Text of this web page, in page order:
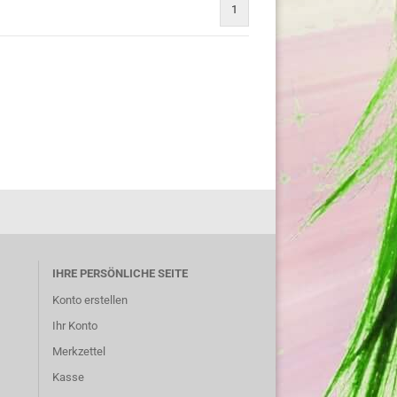
1
IHRE PERSÖNLICHE SEITE
Konto erstellen
Ihr Konto
Merkzettel
Kasse